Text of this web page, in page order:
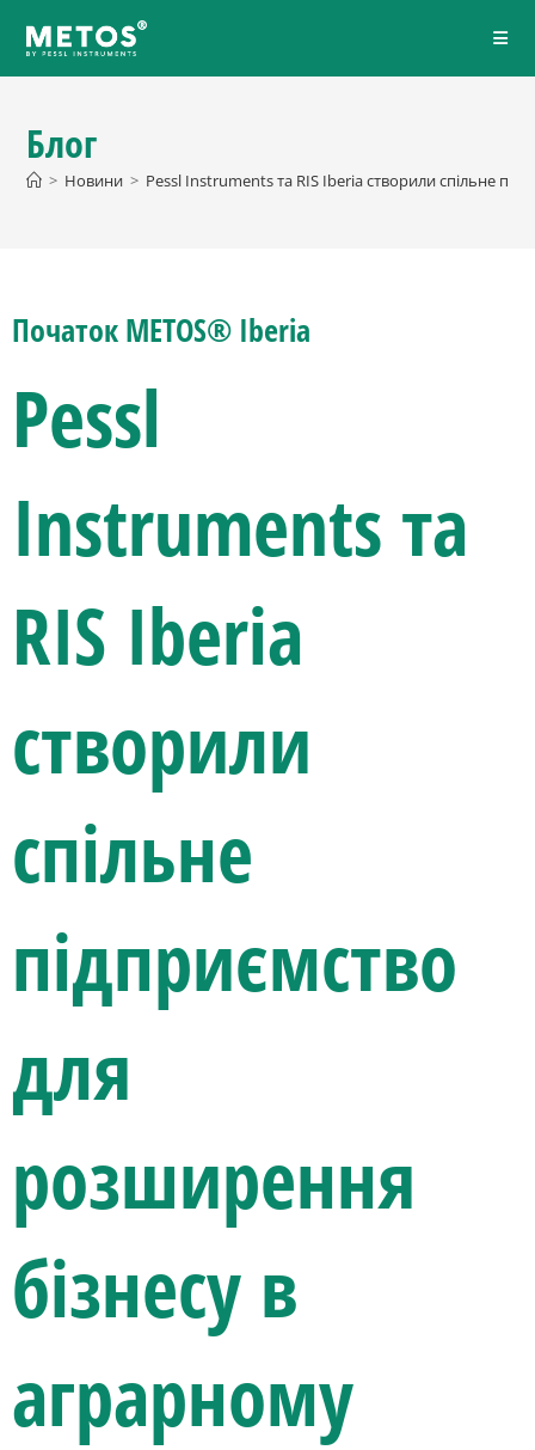
Блог
> Новини > Pessl Instruments та RIS Iberia створили спільне
Початок METOS® Iberia
Pessl
Instruments та
RIS Iberia
створили
спільне
підприємство
для
розширення
бізнесу в
аграрному